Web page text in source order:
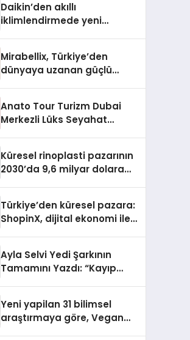
Daikin’den akıllı
iklimlendirmede yeni
Mirabellix, Türkiye’den
dünyaya uzanan güçlü
Anato Tour Turizm Dubai
Merkezli Lüks Seyahat
Küresel rinoplasti pazarının
2030’da 9,6 milyar dolara
Türkiye’den küresel pazara:
ShopinX, dijital ekonomi ile
Ayla Selvi Yedi Şarkının
Tamamını Yazdı: “Kayıp
Yeni yapilan 31 bilimsel
araştırmaya göre, Vegan